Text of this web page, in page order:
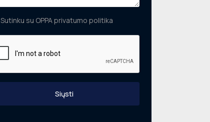
Sutinku su OPPA privatumo politika
Siųsti